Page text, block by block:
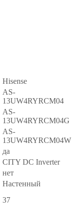
Hisense
AS-
13UW4RYRCM04
AS-
13UW4RYRCM04G
AS-
13UW4RYRCM04W
да
CITY DC Inverter
нет
Настенный
37